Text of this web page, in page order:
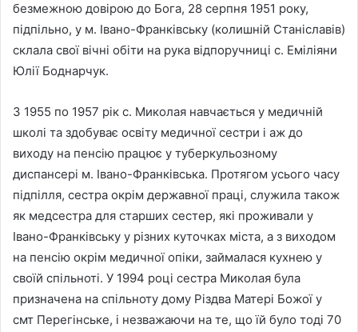
безмежною довірою до Бога, 28 серпня 1951 року,
підпільно, у м. Івано-Франківську (колишній Станіславів)
склала свої вічні обіти на рука відпоручниці с. Еміліяни
Юлії Боднарчук.
З 1955 по 1957 рік с. Миколая навчається у медичній
школі та здобуває освіту медичної сестри і аж до
виходу на пенсію працює у туберкульозному
диспансері м. Івано-Франківська. Протягом усього часу
підпілля, сестра окрім державної праці, служила також
як медсестра для старших сестер, які проживали у
Івано-Франківську у різних куточках міста, а з виходом
на пенсію окрім медичної опіки, займалася кухнею у
своїй спільноті. У 1994 році сестра Миколая була
призначена на спільноту дому Різдва Матері Божої у
смт Перегінське, і незважаючи на те, що їй було тоді 70